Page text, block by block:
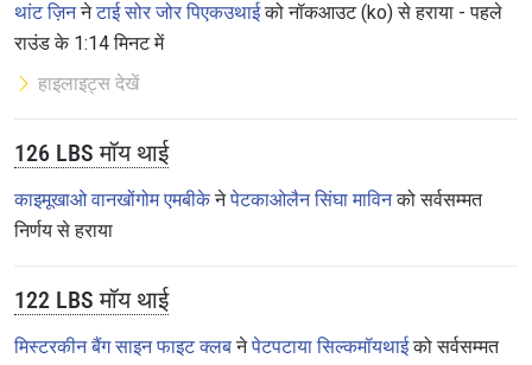
थांट ज़िननेटाई सोर जोर पिएकउथाईको नॉकआउट (ko) से हराया - पहले
राउंड के 1:14 मिनट में
हाइलाइट्स देखें
126 LBS मॉय थाई
काइमूखाओ वानखोंगोम एमबीकेनेपेटकाओलैन सिंघा माविनको सर्वसम्मत
निर्णय से हराया
122 LBS मॉय थाई
मिस्टरकीन बैंग साइन फाइट क्लबनेपेटपटाया सिल्कमॉयथाईको सर्वसम्मत